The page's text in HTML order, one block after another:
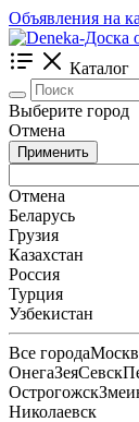
Объявления на
Каталог
Выберите город
Отмена
Применить
Отмена
Беларусь
Грузия
Казахстан
Россия
Турция
Узбекистан
Все города
ОнегаЗеяСевск
Острогожск
Николаевск